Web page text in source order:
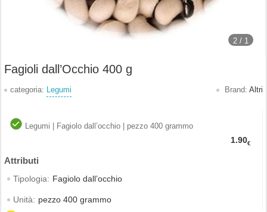
2 / 1
Fagioli dall’Occhio 400 g
categoria: Legumi Brand: Altri
Legumi | Fagiolo dall’occhio | pezzo 400 grammo
1.90€
Tipologia: Fagiolo dall’occhio
Unità: pezzo 400 grammo